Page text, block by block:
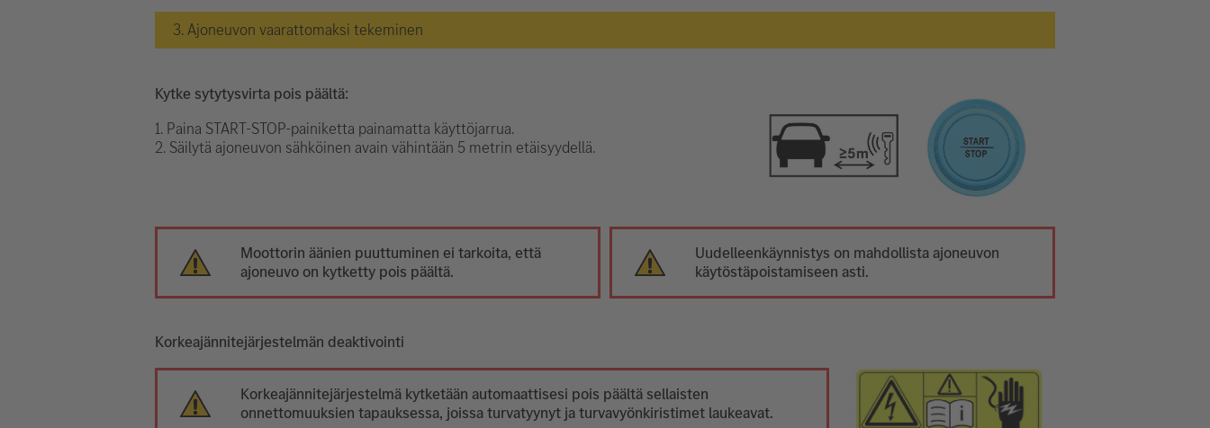
3. Ajoneuvon vaarattomaksi tekeminen
Kytke sytytysvirta pois päältä:
1. Paina START-STOP-painiketta painamatta käyttöjarrua.
2. Säilytä ajoneuvon sähköinen avain vähintään 5 metrin etäisyydellä.
Moottorin äänien puuttuminen ei tarkoita, että
ajoneuvo on kytketty pois päältä.
Uudelleenkäynnistys on mahdollista ajoneuvon
käytöstäpoistamiseen asti.
Korkeajännitejärjestelmän deaktivointi
Korkeajännitejärjestelmä kytketään automaattisesi pois päältä sellaisten
onnettomuuksien tapauksessa, joissa turvatyynyt ja turvavyönkiristimet laukeavat.